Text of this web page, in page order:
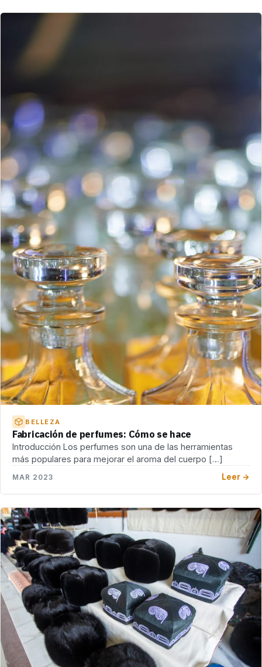
BELLEZA
Fabricación de perfumes: Cómo se hace
Introducción Los perfumes son una de las herramientas
más populares para mejorar el aroma del cuerpo […]
MAR 2023 Leer →